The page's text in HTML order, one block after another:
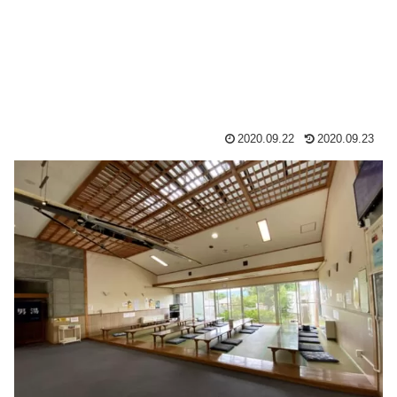
2020.09.22 2020.09.23